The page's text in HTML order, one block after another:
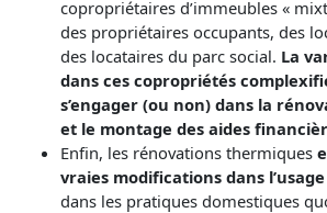
copropriétaires d’immeubles «
des propriétaires occupants, des
des locataires du parc social. La
dans ces copropriétés
s’engager (ou non) dans la
et le montage des aides
Enfin, les rénovations thermiques
vraies modifications dans
dans les pratiques domestiques